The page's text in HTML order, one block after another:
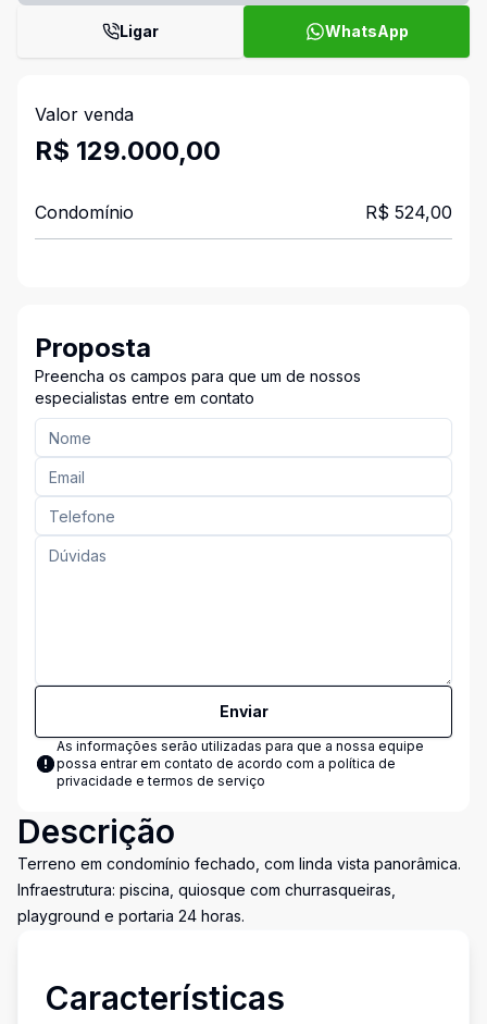
Ligar WhatsApp
Valor venda
R$ 129.000,00
Condomínio R$ 524,00
Proposta
Preencha os campos para que um de nossos
especialistas entre em contato
Enviar
As informações serão utilizadas para que a nossa equipe
possa entrar em contato de acordo com a política de
privacidade e termos de serviço
Descrição
Terreno em condomínio fechado, com linda vista panorâmica.
Infraestrutura: piscina, quiosque com churrasqueiras,
playground e portaria 24 horas.
Características